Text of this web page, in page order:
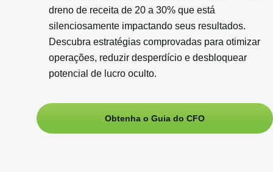
dreno de receita de 20 a 30% que está
silenciosamente impactando seus resultados.
Descubra estratégias comprovadas para otimizar
operações, reduzir desperdício e desbloquear
potencial de lucro oculto.
Obtenha o Guia do CFO